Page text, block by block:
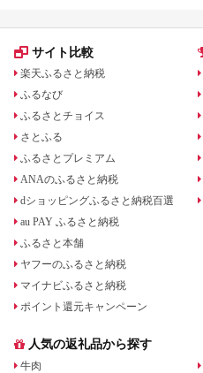
サイト比較
楽天ふるさと納税
ふるなび
ふるさとチョイス
さとふる
ふるさとプレミアム
ANAのふるさと納税
dショッピングふるさと納税百選
au PAY ふるさと納税
ふるさと本舗
ヤフーのふるさと納税
マイナビふるさと納税
ポイント還元キャンペーン
人気の返礼品から探す
牛肉